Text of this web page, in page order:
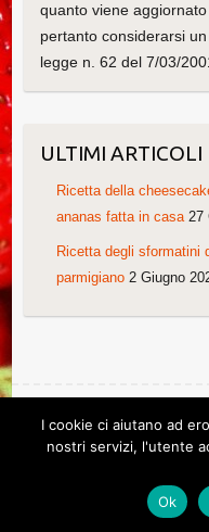
quanto viene
pertanto considerarsi
legge n. 62 del 7/03/
ULTIMI ARTICOLI
Ricetta della
ananas fatta in casa 27
Ricetta degli sformatini
parmigiano 2 Giugno
Copyright © 2026 Le ricette
Ricette di
I cookie ci aiutano ad
nostri servizi, l'utente
Ok